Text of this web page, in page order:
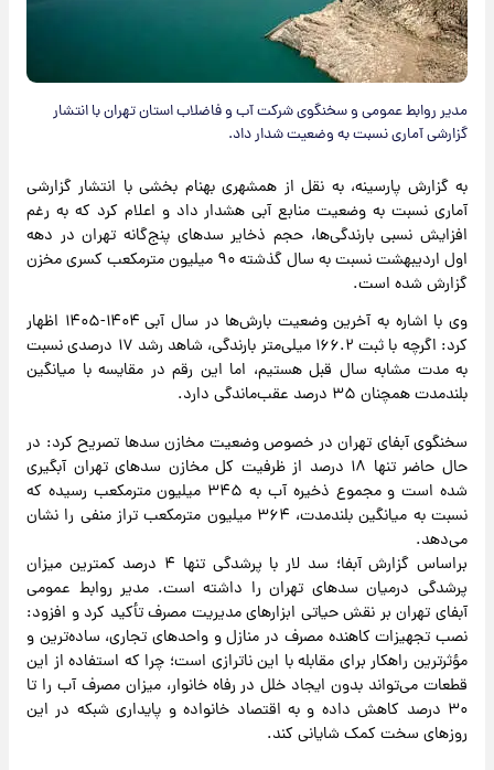
مدیر روابط عمومی و سخنگوی شرکت آب و فاضلاب استان تهران با انتشار
گزارشی آماری نسبت به وضعیت شدار داد.
به گزارش پارسینه، به نقل از همشهری بهنام بخشی با انتشار گزارشی
آماری نسبت به وضعیت منابع آبی هشدار داد و اعلام کرد که به رغم
افزایش نسبی بارندگی‌ها، حجم ذخایر سدهای پنج‌گانه تهران در دهه
اول اردیبهشت نسبت به سال گذشته ۹۰ میلیون مترمکعب کسری مخزن
گزارش شده است.
وی با اشاره به آخرین وضعیت بارش‌ها در سال آبی ۱۴۰۴-۱۴۰۵ اظهار
کرد: اگرچه با ثبت ۱۶۶.۲ میلی‌متر بارندگی، شاهد رشد ۱۷ درصدی نسبت
به مدت مشابه سال قبل هستیم، اما این رقم در مقایسه با میانگین
بلندمدت همچنان ۳۵ درصد عقب‌ماندگی دارد.
سخنگوی آبفای تهران در خصوص وضعیت مخازن سدها تصریح کرد: در
حال حاضر تنها ۱۸ درصد از ظرفیت کل مخازن سدهای تهران آبگیری
شده است و مجموع ذخیره آب به ۳۴۵ میلیون مترمکعب رسیده که
نسبت به میانگین بلندمدت، ۳۶۴ میلیون مترمکعب تراز منفی را نشان
می‌دهد.
براساس گزارش آبفا؛ سد لار با پرشدگی تنها ۴ درصد کمترین میزان
پرشدگی درمیان سدهای تهران را داشته است. مدیر روابط عمومی
آبفای تهران بر نقش حیاتی ابزارهای مدیریت مصرف تأکید کرد و افزود:
نصب تجهیزات کاهنده مصرف در منازل و واحدهای تجاری، ساده‌ترین و
مؤثرترین راهکار برای مقابله با این ناترازی است؛ چرا که استفاده از این
قطعات می‌تواند بدون ایجاد خلل در رفاه خانوار، میزان مصرف آب را تا
۳۰ درصد کاهش داده و به اقتصاد خانواده و پایداری شبکه در این
روزهای سخت کمک شایانی کند.